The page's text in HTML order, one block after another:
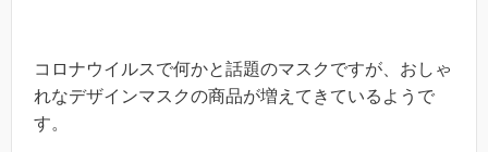
コロナウイルスで何かと話題のマスクですが、おしゃ
れなデザインマスクの商品が増えてきているようで
す。